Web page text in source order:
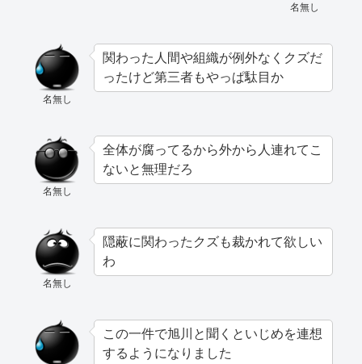
名無し
名無し
関わった人間や組織が例外なくクズだ
ったけど第三者もやっぱ駄目か
名無し
全体が腐ってるから外から人連れてこ
ないと無理だろ
名無し
隠蔽に関わったクズも裁かれて欲しい
わ
この一件で旭川と聞くといじめを連想
するようになりました